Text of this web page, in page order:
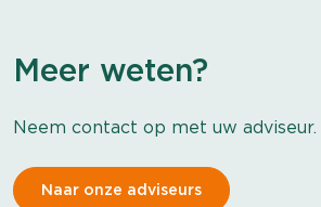
Meer weten?
Neem contact op met uw adviseur.
Naar onze adviseurs